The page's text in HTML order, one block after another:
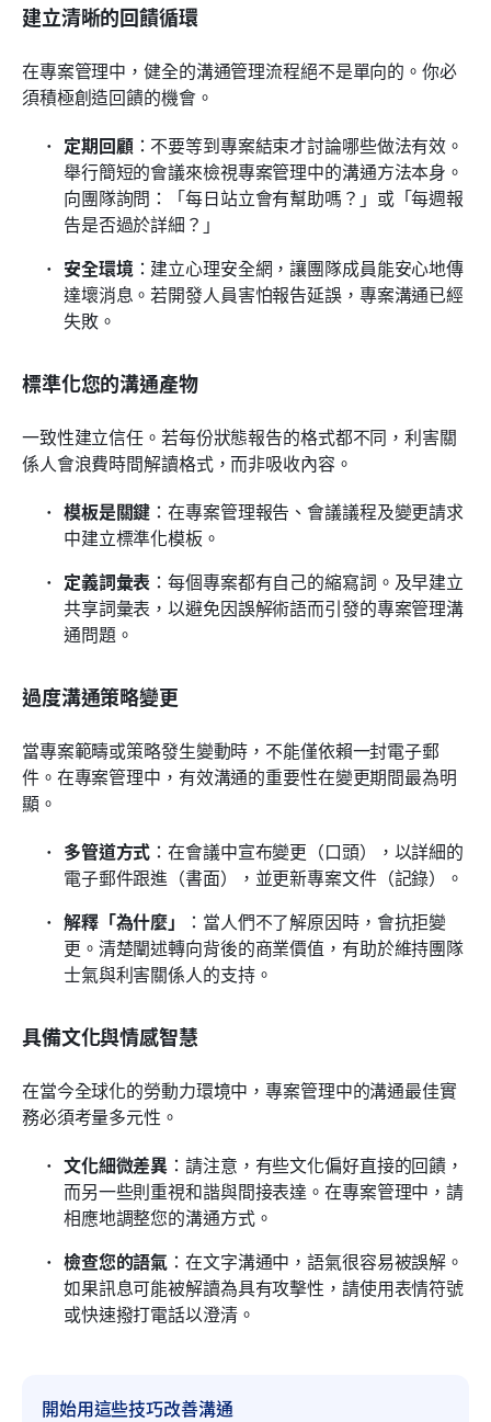
建立清晰的回饋循環
在專案管理中，健全的溝通管理流程絕不是單向的。你必
須積極創造回饋的機會。
定期回顧：不要等到專案結束才討論哪些做法有效。
舉行簡短的會議來檢視專案管理中的溝通方法本身。
向團隊詢問：「每日站立會有幫助嗎？」或「每週報
告是否過於詳細？」
安全環境 ：建立心理安全網，讓團隊成員能安心地傳
達壞消息。若開發人員害怕報告延誤，專案溝通已經
失敗。
標準化您的溝通產物
一致性建立信任。若每份狀態報告的格式都不同，利害關
係人會浪費時間解讀格式，而非吸收內容。
模板是關鍵 ：在專案管理報告、會議議程及變更請求
中建立標準化模板。
定義詞彙表 ：每個專案都有自己的縮寫詞。及早建立
共享詞彙表，以避免因誤解術語而引發的專案管理溝
通問題。
過度溝通策略變更
當專案範疇或策略發生變動時，不能僅依賴一封電子郵
件。在專案管理中，有效溝通的重要性在變更期間最為明
顯。
多管道方式 ：在會議中宣布變更（口頭），以詳細的
電子郵件跟進（書面），並更新專案文件（記錄）。
解釋「為什麼」
：當人們不了解原因時，會抗拒變
更。清楚闡述轉向背後的商業價值，有助於維持團隊
士氣與利害關係人的支持。
具備文化與情感智慧
在當今全球化的勞動力環境中，專案管理中的溝通最佳實
務必須考量多元性。
文化細微差異 ：請注意，有些文化偏好直接的回饋，
而另一些則重視和諧與間接表達。在專案管理中，請
相應地調整您的溝通方式。
檢查您的語氣 ：在文字溝通中，語氣很容易被誤解。
如果訊息可能被解讀為具有攻擊性，請使用表情符號
或快速撥打電話以澄清。
開始用這些技巧改善溝通